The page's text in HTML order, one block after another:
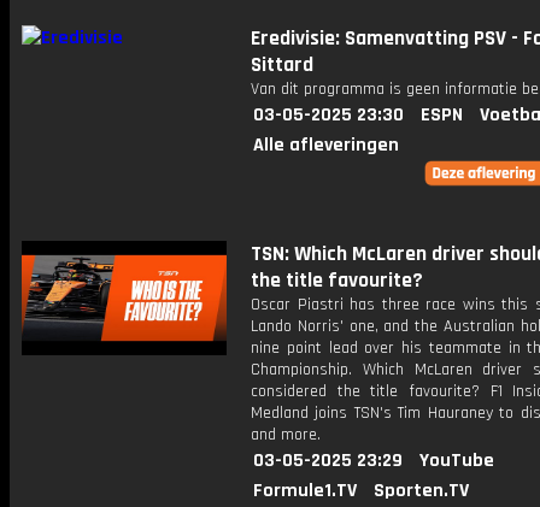
Eredivisie: Samenvatting PSV -
Sittard
Van dit programma is geen informatie
03-05-2025 23:30 ESPN
Alle afleveringen
TSN: Which McLaren driver
the title favourite?
Oscar Piastri has three race wins this
Lando Norris' one, and the Australian
nine point lead over his teammate in
Championship. Which McLaren driver
considered the title favourite? F1
Medland joins TSN's Tim Hauraney to
and more.
03-05-2025 23:29
YouTube
Formule1.TV
Sporten.TV